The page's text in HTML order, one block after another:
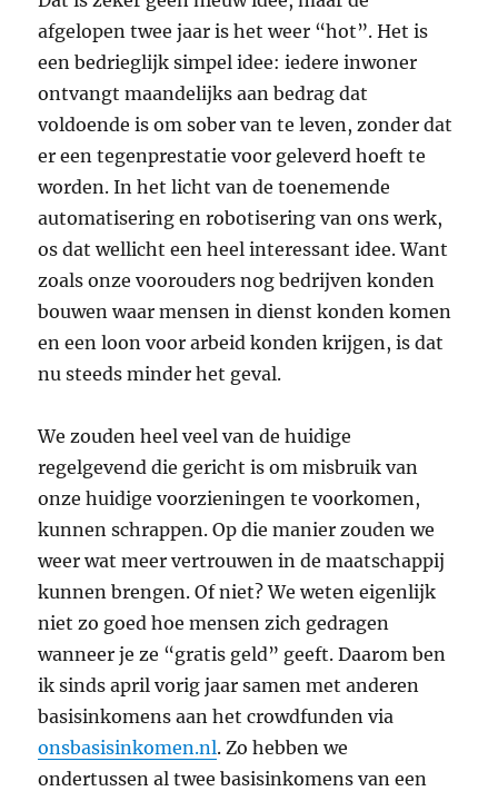
afgelopen twee jaar is het weer “hot”. Het is
een bedrieglijk simpel idee: iedere inwoner
ontvangt maandelijks aan bedrag dat
voldoende is om sober van te leven, zonder dat
er een tegenprestatie voor geleverd hoeft te
worden. In het licht van de toenemende
automatisering en robotisering van ons werk,
os dat wellicht een heel interessant idee. Want
zoals onze voorouders nog bedrijven konden
bouwen waar mensen in dienst konden komen
en een loon voor arbeid konden krijgen, is dat
nu steeds minder het geval.
We zouden heel veel van de huidige
regelgevend die gericht is om misbruik van
onze huidige voorzieningen te voorkomen,
kunnen schrappen. Op die manier zouden we
weer wat meer vertrouwen in de maatschappij
kunnen brengen. Of niet? We weten eigenlijk
niet zo goed hoe mensen zich gedragen
wanneer je ze “gratis geld” geeft. Daarom ben
ik sinds april vorig jaar samen met anderen
basisinkomens aan het crowdfunden via
onsbasisinkomen.nl. Zo hebben we
ondertussen al twee basisinkomens van een